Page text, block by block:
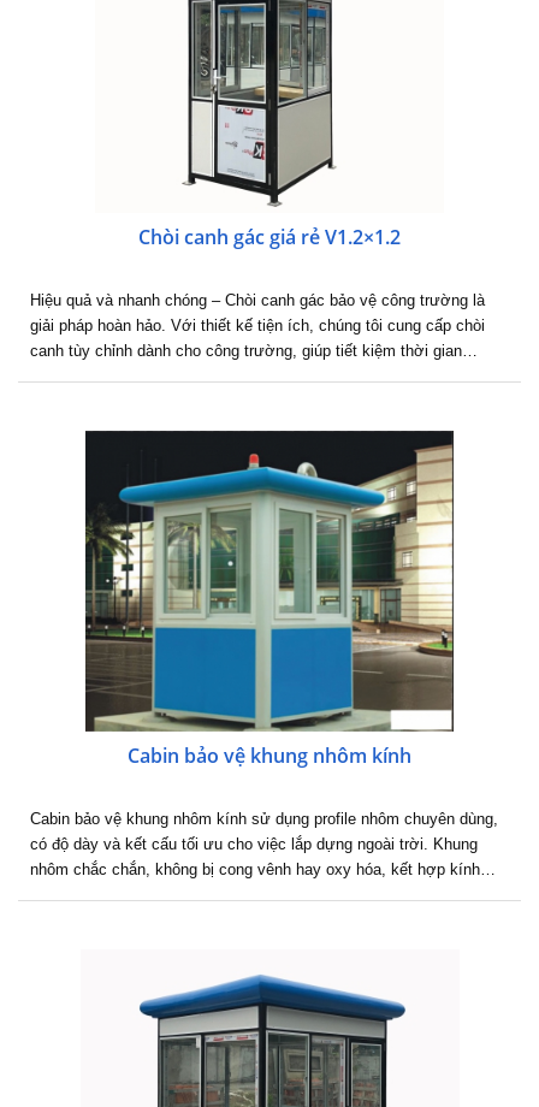
Chòi canh gác giá rẻ V1.2×1.2
Hiệu quả và nhanh chóng – Chòi canh gác bảo vệ công trường là
giải pháp hoàn hảo. Với thiết kế tiện ích, chúng tôi cung cấp chòi
canh tùy chỉnh dành cho công trường, giúp tiết kiệm thời gian…
Cabin bảo vệ khung nhôm kính
Cabin bảo vệ khung nhôm kính sử dụng profile nhôm chuyên dùng,
có độ dày và kết cấu tối ưu cho việc lắp dựng ngoài trời. Khung
nhôm chắc chắn, không bị cong vênh hay oxy hóa, kết hợp kính…